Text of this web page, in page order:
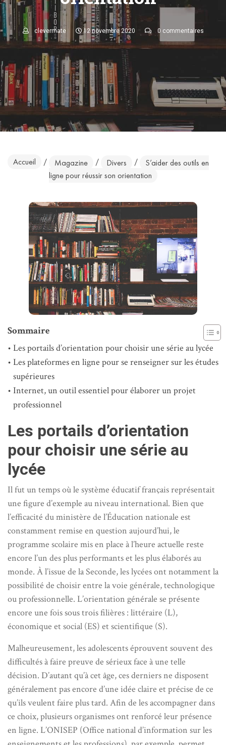
clevermate 12 novembre 2020 0 commentaires
Accueil / Magazine / Divers /
S’aider des outils en
ligne pour réussir son orientation
Sommaire
Les portails d’orientation pour choisir une série au lycée
Les plateformes en ligne pour se renseigner sur les études
supérieures
Internet, un outil essentiel pour élaborer un projet
professionnel
Les portails d’orientation
pour choisir une série au
lycée
Il fut un temps où le système éducatif français représentait
une figure d’exemple au niveau international. Bien que
l’efficacité du ministère de l’Éducation nationale est
constamment remise en question aujourd’hui, le
programme scolaire mis en place à l’heure actuelle reste
encore l’un des plus performants et les plus élaborés au
monde. À l’issue de la Seconde, les lycées ont notamment la
possibilité de choisir entre la voie générale, technologique
ou professionnelle. L’orientation générale se présente
encore une fois sous trois filières : littéraire (L),
économique et social (ES) et scientifique (S).
Malheureusement, les adolescents éprouvent souvent des
difficultés à faire preuve de sérieux face à une telle
décision. D’autant qu’à cet âge, ces derniers ne disposent
généralement pas encore d’une idée claire et précise de ce
qu’ils veulent faire plus tard. Afin de les accompagner dans
ce choix, plusieurs organismes ont renforcé leur présence
en ligne. L’ONISEP (Office national d’information sur les